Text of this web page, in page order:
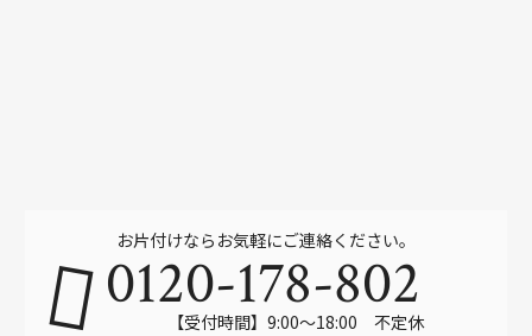
お片付けならお気軽にご連絡ください。
0120-178-802
【受付時間】9:00～18:00 不定休